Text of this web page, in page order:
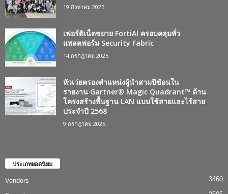
19 สิงหาคม 2025
เฟอร์ติเน็ตขยาย FortiAI ครอบคลุมทั่ว
แพลตฟอร์ม Security Fabric
14 กรกฎาคม 2025
หัวเว่ยครองตำแหน่งผู้นำสามปีซ้อนใน
รายงาน Gartner® Magic Quadrant™ ด้าน
โครงสร้างพื้นฐาน LAN แบบใช้สายและไร้สาย
ประจำปี 2568
9 กรกฎาคม 2025
ประเภทยอดนิยม
Vendors 3460